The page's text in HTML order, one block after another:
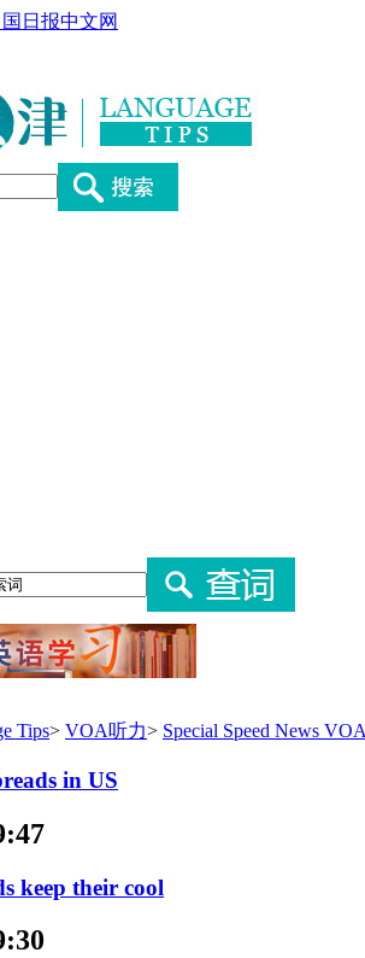
日报中文网
Tips> VOA听力> Special Speed News
in US
keep their cool